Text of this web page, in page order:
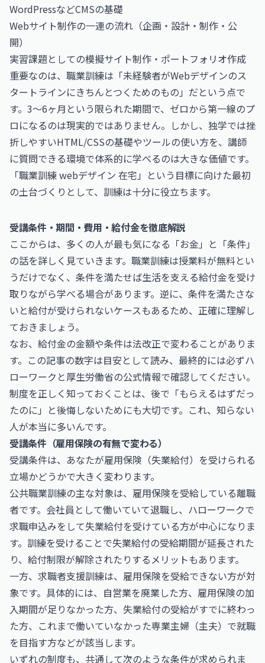
WordPressなどCMSの基礎
Webサイト制作の一連の流れ（企画・設計・制作・公
開）
実習課題としての模擬サイト制作・ポートフォリオ作成
重要なのは、職業訓練は「未経験者がWebデザインのス
タートラインにきちんとつくためのもの」だという点で
す。3〜6ヶ月という限られた期間で、ゼロから第一線のプ
ロになるのは現実的ではありません。しかし、独学では挫
折しやすいHTML/CSSの基礎やツールの使い方を、講師
に質問できる環境で体系的に学べるのは大きな価値です。
「職業訓練 webデザイン 在宅」という目標に向けた最初
の土台づくりとして、訓練は十分に役立ちます。
受講条件・期間・費用・給付金を徹底解説
ここからは、多くの人が最も気になる「お金」と「条件」
の話を詳しく見ていきます。職業訓練は授業料が無料とい
うだけでなく、条件を満たせば生活を支える給付金を受け
取りながら学べる場合があります。逆に、条件を満たさな
いと給付が受けられないケースもあるため、正確に理解し
ておきましょう。
なお、給付金の金額や条件は法改正で変わることがありま
す。この記事の数字は目安として読み、最終的には必ずハ
ローワークと厚生労働省の公式情報で確認してください。
制度を正しく知っておくことは、後で「もらえるはずだっ
たのに」と後悔しないためにも大切です。これ、知らない
人が本当に多いんです。
受講条件（雇用保険の有無で変わる）
受講条件は、あなたが雇用保険（失業給付）を受けられる
立場かどうかで大きく変わります。
公共職業訓練の主な対象は、雇用保険を受給している離職
者です。会社員として働いていて退職し、ハローワークで
求職申込みをして失業給付を受けている方が中心になりま
す。訓練を受けることで失業給付の受給期間が延長された
り、給付制限が解除されたりするメリットもあります。
一方、求職者支援訓練は、雇用保険を受給できない方が対
象です。具体的には、自営業を廃業した方、雇用保険の加
入期間が足りなかった方、失業給付の受給がすでに終わっ
た方、これまで働いていなかった専業主婦（主夫）で就職
を目指す方などが該当します。
いずれの制度も、共通して次のような条件が求められま